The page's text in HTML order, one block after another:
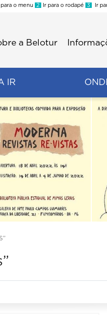
para o menu 2 Ir para o rodapé 3 Ir
a Belotur
IR